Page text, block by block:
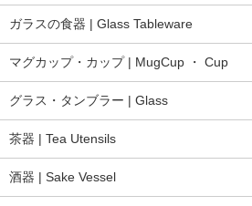
ガラスの食器 | Glass Tableware
マグカップ・カップ | MugCup ・ Cup
グラス・タンブラー | Glass
茶器 | Tea Utensils
酒器 | Sake Vessel